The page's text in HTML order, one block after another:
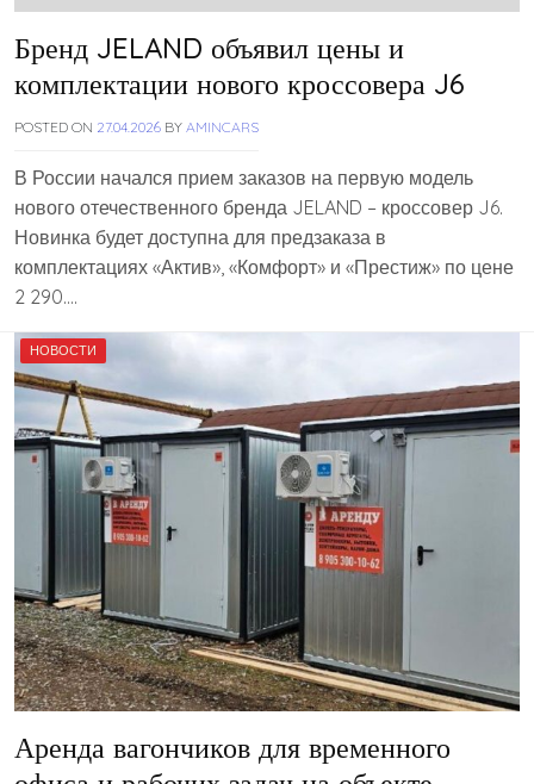
Бренд JELAND объявил цены и
комплектации нового кроссовера J6
POSTED ON 27.04.2026 BY AMINCARS
В России начался прием заказов на первую модель
нового отечественного бренда JELAND – кроссовер J6.
Новинка будет доступна для предзаказа в
комплектациях «Актив», «Комфорт» и «Престиж» по цене
2 290….
НОВОСТИ
Аренда вагончиков для временного